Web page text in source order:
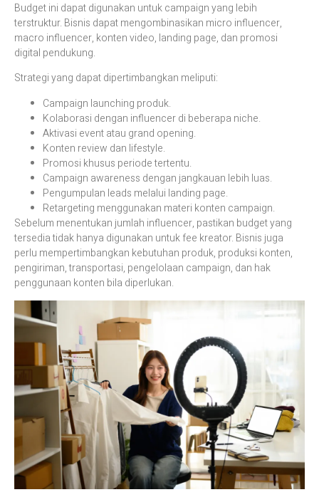
Budget ini dapat digunakan untuk campaign yang lebih
terstruktur. Bisnis dapat mengombinasikan micro influencer,
macro influencer, konten video, landing page, dan promosi
digital pendukung.
Strategi yang dapat dipertimbangkan meliputi:
Campaign launching produk.
Kolaborasi dengan influencer di beberapa niche.
Aktivasi event atau grand opening.
Konten review dan lifestyle.
Promosi khusus periode tertentu.
Campaign awareness dengan jangkauan lebih luas.
Pengumpulan leads melalui landing page.
Retargeting menggunakan materi konten campaign.
Sebelum menentukan jumlah influencer, pastikan budget yang
tersedia tidak hanya digunakan untuk fee kreator. Bisnis juga
perlu mempertimbangkan kebutuhan produk, produksi konten,
pengiriman, transportasi, pengelolaan campaign, dan hak
penggunaan konten bila diperlukan.